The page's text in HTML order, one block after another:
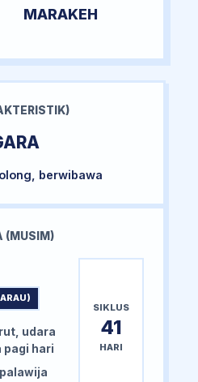
MARAKEH
berwibawa
(MUSIM)
udara
pagi hari
SIKLUS
41
HARI